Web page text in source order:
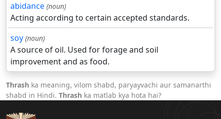
abidance (noun)
Acting according to certain accepted standards.
soy (noun)
A source of oil. Used for forage and soil
improvement and as food.
Thrash ka meaning, vilom shabd, paryayvachi aur samanarthi
shabd in Hindi. Thrash ka matlab kya hota hai?